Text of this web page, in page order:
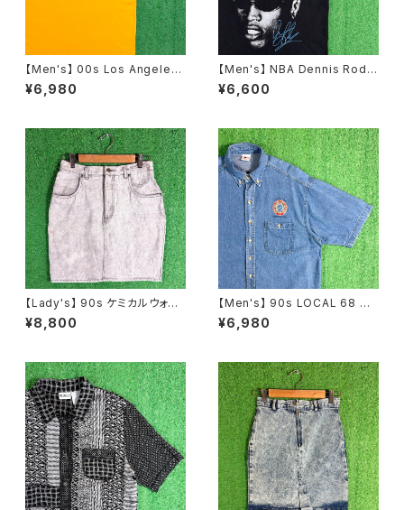
【Men's】 00s Los Angeles
Lakers KCAL9 Tシャツ / NB
A ティーシャツ T-Shirt 古着 2
¥6,980
【Men's】 NBA Dennis Rodm
an オフィシャル Tシャツ / ティ
ーシャツ T-Shirt 古着 ロッドマ
¥6,600
【Lady's】 90s ケミカルウォッ
シュ デニム ミニ スカート / 90
年代 古着 レディース N1586
¥8,800
【Men's】 90s LOCAL 68 UN
ION 刺繍入り デニムシャツ / ア
メリカ製 USA製 90年代 シャツ
¥6,980